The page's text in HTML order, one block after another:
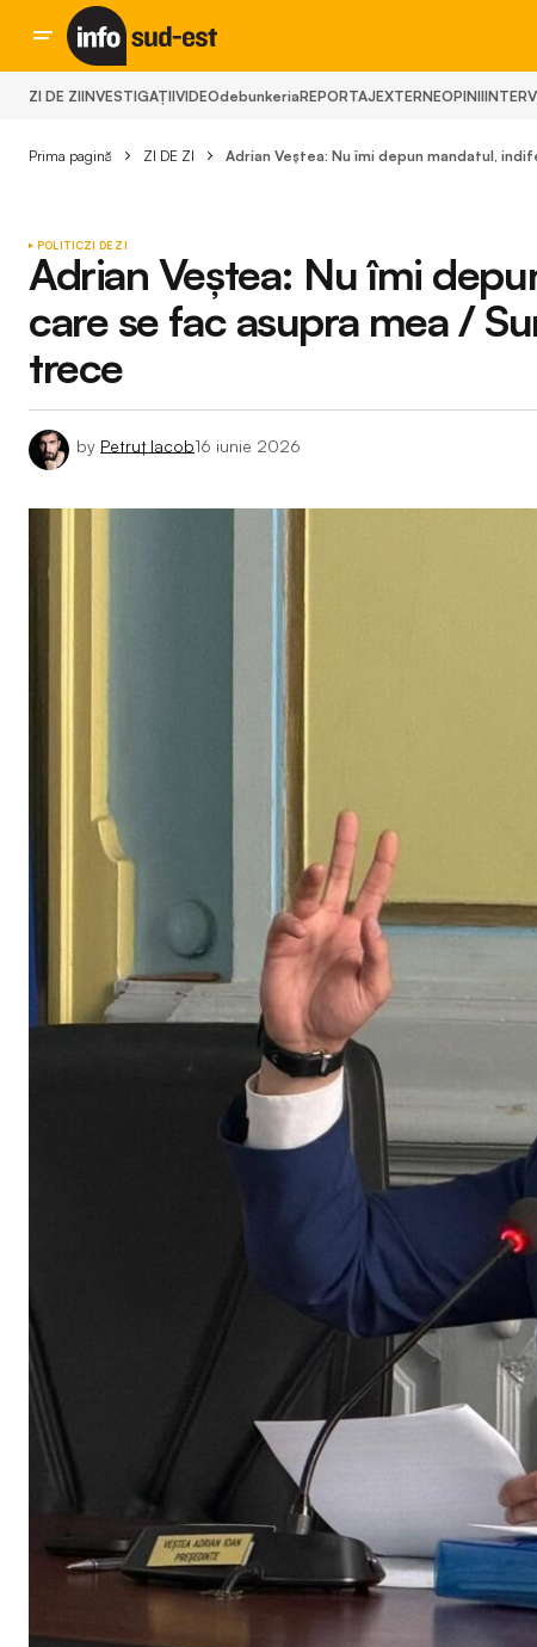
ZI DE ZIINVESTIGAȚIIVIDEOdebunkeriaREPORTAJEXTERNEOPINII
Prima pagină ZI DE ZI Adrian Veștea: Nu îmi depun mandatul,
POLITICZI DE ZI
Adrian Veștea: Nu îmi
care se fac asupra mea /
trece
by Petruț Iacob16 iunie 2026